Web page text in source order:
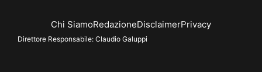
Chi SiamoRedazioneDisclaimerPrivacy
Direttore Responsabile: Claudio Galuppi